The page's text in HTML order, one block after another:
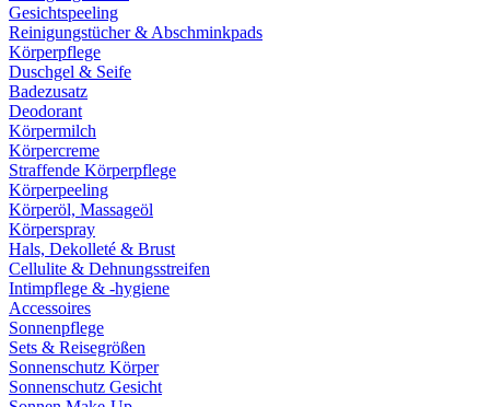
Gesichtspeeling
Reinigungstücher & Abschminkpads
Körperpflege
Duschgel & Seife
Badezusatz
Deodorant
Körpermilch
Körpercreme
Straffende Körperpflege
Körperpeeling
Körperöl, Massageöl
Körperspray
Hals, Dekolleté & Brust
Cellulite & Dehnungsstreifen
Intimpflege & -hygiene
Accessoires
Sonnenpflege
Sets & Reisegrößen
Sonnenschutz Körper
Sonnenschutz Gesicht